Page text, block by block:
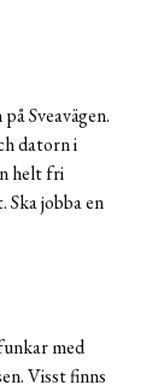
Sveavägen.
datorn i
helt fri
jobba en
med
Visst finns